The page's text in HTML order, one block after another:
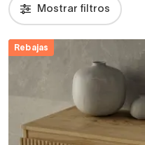
Mostrar filtros
Rebajas